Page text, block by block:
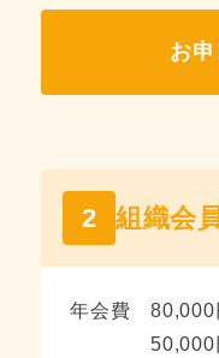
お申
2 組織会
年会費
80,000
50,000